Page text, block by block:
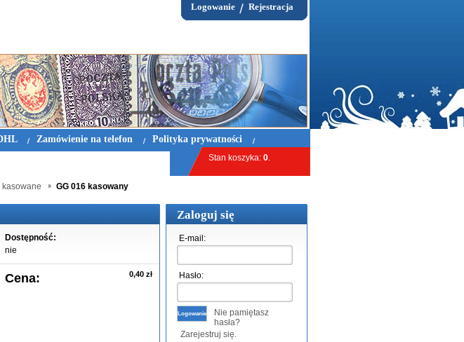
Rejestracja
Logowanie
Zamówienie na telefon Polityka prywatności
Stan koszyka: 0.
kasowane GG 016 kasowany
Dostępność:
nie
Cena: 0,40 zł
Zaloguj się
E-mail:
Hasło:
Logowanie
Nie pamiętasz
hasła?
Zarejestruj się.